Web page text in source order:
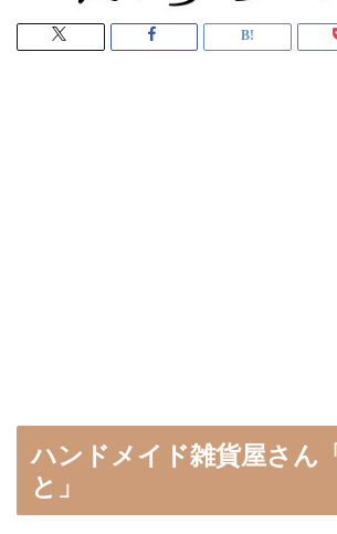
ハンドメイド雑貨屋さん
と」